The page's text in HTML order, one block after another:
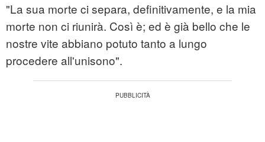
"La sua morte ci separa, definitivamente, e la mia
morte non ci riunirà. Così è; ed è già bello che le
nostre vite abbiano potuto tanto a lungo
procedere all'unisono".